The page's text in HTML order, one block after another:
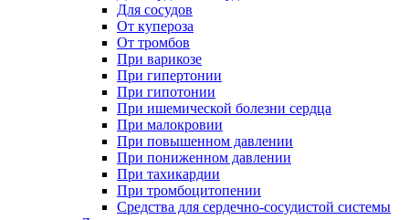
Для сосудов
От купероза
От тромбов
При варикозе
При гипертонии
При гипотонии
При ишемической болезни сердца
При малокровии
При повышенном давлении
При пониженном давлении
При тахикардии
При тромбоцитопении
Средства для сердечно-сосудистой системы